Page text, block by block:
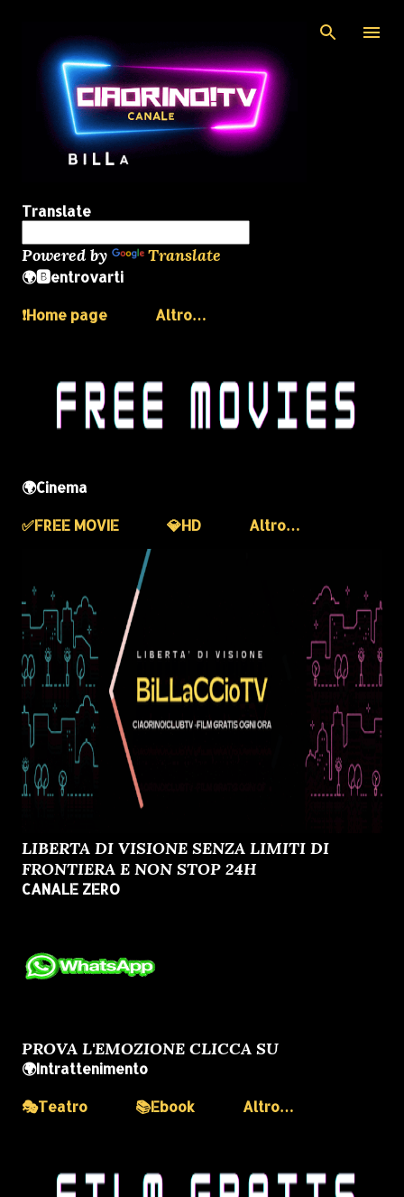
Translate
Powered by Translate
🌍🅱️entrovarti
❗️Home page
Altro…
🌍Cinema
✅️FREE MOVIE
💎HD Altro…
LIBERTA DI VISIONE SENZA LIMITI DI
FRONTIERA E NON STOP 24H
CANALE ZERO
PROVA L'EMOZIONE CLICCA SU
🌍Intrattenimento
🎭Teatro
📚Ebook Altro…